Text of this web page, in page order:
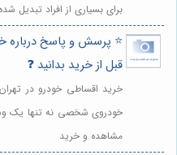
برای بسیاری از افراد
⭐️ پرسش و پاسخ درباره
قبل از خرید بدانید ❓
خرید اقساطی خودرو در
خودروی شخصی نه تنها یک
مشاهده و خرید